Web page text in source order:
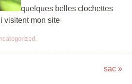
quelques belles clochettes
visitent mon site
.
sac »